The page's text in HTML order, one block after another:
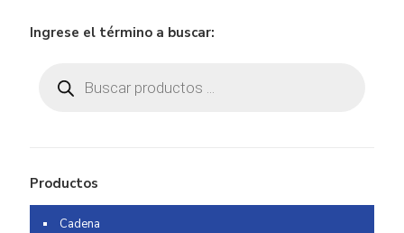
Ingrese el término a buscar:
productos
Productos
Cadena